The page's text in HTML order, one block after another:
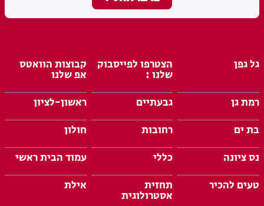
גל גפן הצטרפו לפייסבוק
שלנו :
קבוצות הוואטס
אפ שלנו
רמת גן
גבעתיים
ראשון-לציון
בת ים
רחובות
חולון
נס ציונה
כללי
עמוד הבית ראשי
טעים להכיר
תחזית
אסטרולוגית
אילת